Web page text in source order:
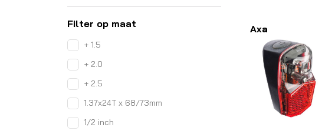
Filter op maat
+ 1.5
+ 2.0
+ 2.5
1.37x24T x 68/73mm
1/2 inch
Axa